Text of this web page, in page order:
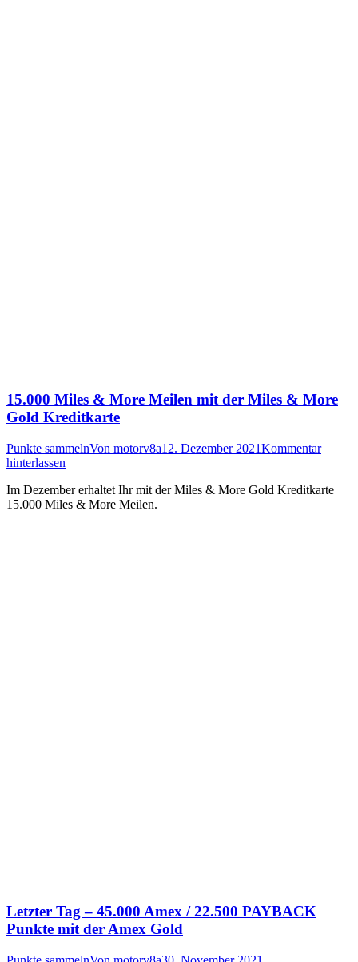
15.000 Miles & More Meilen mit der Miles & More
Gold Kreditkarte
Punkte sammelnVon motorv8a12. Dezember 2021Kommentar
hinterlassen
Im Dezember erhaltet Ihr mit der Miles & More Gold Kreditkarte
15.000 Miles & More Meilen.
Letzter Tag – 45.000 Amex / 22.500 PAYBACK
Punkte mit der Amex Gold